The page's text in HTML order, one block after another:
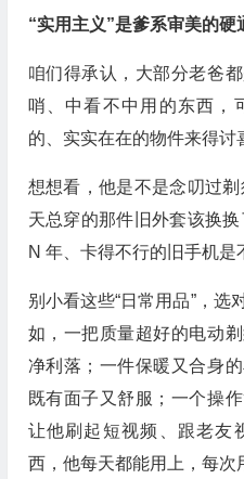
“实用主义”是爹系审美的硬
咱们得承认，大部分老爸
哨、中看不中用的东西，
的、实实在在的物件来得讨
想想看，他是不是念叨过
天总穿的那件旧外套该换
N 年、卡得不行的旧手机是
别小看这些“日常用品”，选
如，一把质量超好的电动
净利落；一件保暖又合身
既有面子又舒服；一个操
让他刷起短视频、跟老友
西，他每天都能用上，每次